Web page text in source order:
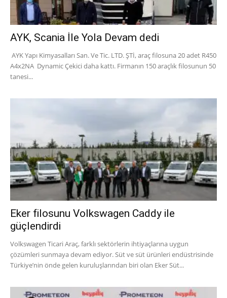
AYK, Scania İle Yola Devam dedi
AYK Yapı Kimyasalları San. Ve Tic. LTD. ŞTİ, araç filosuna 20 adet R450
A4x2NA Dynamic Çekici daha kattı. Firmanın 150 araçlık filosunun 50
tanesi...
Eker filosunu Volkswagen Caddy ile
güçlendirdi
Volkswagen Ticari Araç, farklı sektörlerin ihtiyaçlarına uygun
çözümleri sunmaya devam ediyor. Süt ve süt ürünleri endüstrisinde
Türkiye’nin önde gelen kuruluşlarından biri olan Eker Süt...